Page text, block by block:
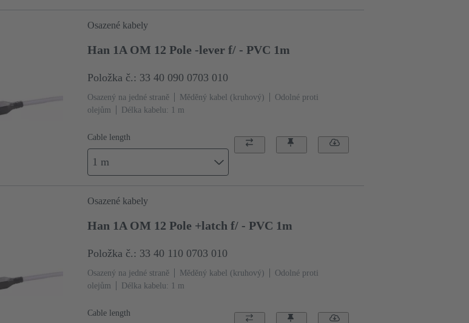
Osazené kabely
Han 1A OM 12 Pole -lever f/ - PVC 1m
Položka č.: 33 40 090 0703 010
Osazený na jedné straně Měděný kabel (kruhový)
Odolné proti
olejům
Délka kabelu: 1 m
Cable length
1 m
Osazené kabely
Han 1A OM 12 Pole +latch f/ - PVC 1m
Položka č.: 33 40 110 0703 010
Osazený na jedné straně Měděný kabel (kruhový)
Odolné proti
olejům
Délka kabelu: 1 m
Cable length